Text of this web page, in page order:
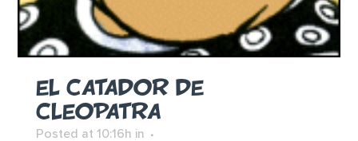
EL CATADOR DE
CLEOPATRA
Posted at 10:16h in